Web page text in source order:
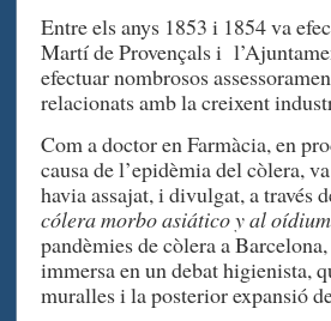
Entre els anys 1853 i 1854 va
Martí de Provençals i
efectuar nombrosos
relacionats amb la creixent
Com a doctor en Farmàcia, en
causa de l’epidèmia del còlera,
havia assajat, i divulgat, a través
cólera morbo asiático y al
pandèmies de còlera a
immersa en un debat higienista,
muralles i la posterior expansió